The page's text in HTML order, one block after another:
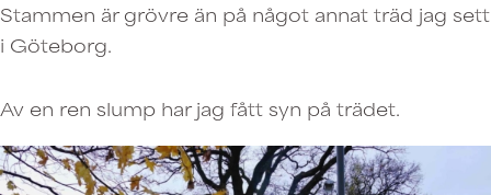
Stammen är grövre än på något annat träd jag sett
i Göteborg.
Av en ren slump har jag fått syn på trädet.